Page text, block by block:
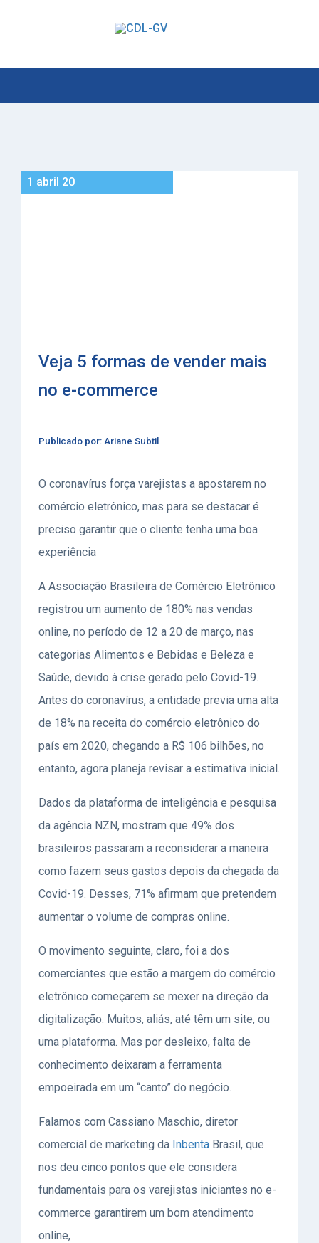
1 abril 20
Veja 5 formas de vender mais
no e-commerce
Publicado por: Ariane Subtil
O coronavírus força varejistas a apostarem no
comércio eletrônico, mas para se destacar é
preciso garantir que o cliente tenha uma boa
experiência
A Associação Brasileira de Comércio Eletrônico
registrou um aumento de 180% nas vendas
online, no período de 12 a 20 de março, nas
categorias Alimentos e Bebidas e Beleza e
Saúde, devido à crise gerado pelo Covid-19.
Antes do coronavírus, a entidade previa uma alta
de 18% na receita do comércio eletrônico do
país em 2020, chegando a R$ 106 bilhões, no
entanto, agora planeja revisar a estimativa inicial.
Dados da plataforma de inteligência e pesquisa
da agência NZN, mostram que 49% dos
brasileiros passaram a reconsiderar a maneira
como fazem seus gastos depois da chegada da
Covid-19. Desses, 71% afirmam que pretendem
aumentar o volume de compras online.
O movimento seguinte, claro, foi a dos
comerciantes que estão a margem do comércio
eletrônico começarem se mexer na direção da
digitalização. Muitos, aliás, até têm um site, ou
uma plataforma. Mas por desleixo, falta de
conhecimento deixaram a ferramenta
empoeirada em um “canto” do negócio.
Falamos com Cassiano Maschio, diretor
comercial de marketing da Inbenta Brasil, que
nos deu cinco pontos que ele considera
fundamentais para os varejistas iniciantes no e-
commerce garantirem um bom atendimento
online,